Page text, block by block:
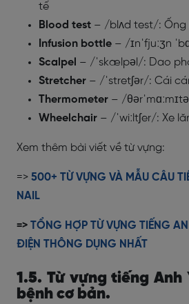
tế
Blood test – /blʌd test/: Ống
Infusion bottle – /ɪnˈfjuːʒn
Scalpel – /ˈskælpəl/: Dao
Stretcher – /ˈstretʃər/: Cái
Thermometer – /
Wheelchair – /ˈwiːltʃer/: Xe
Xem thêm bài viết về từ vựng:
=> 500+ TỪ VỰNG VÀ MẪU CÂU
NAIL
=> TỔNG HỢP TỪ VỰNG TIẾNG
ĐIỆN THÔNG DỤNG NHẤT
1.5. Từ vựng tiếng Anh
bệnh cơ bản.